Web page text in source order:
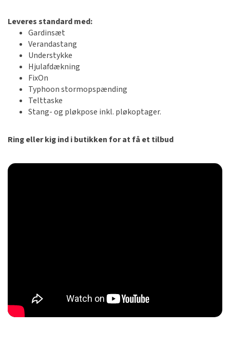
Leveres standard med:
Gardinsæt
Verandastang
Understykke
Hjulafdækning
FixOn
Typhoon stormopspænding
Telttaske
Stang- og pløkpose inkl. pløkoptager.
Ring eller kig ind i butikken for at få et tilbud